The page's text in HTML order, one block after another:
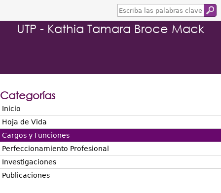
E
s
c
r
l
r
c
UTP - Kathia Tamara Broce Mack
Categorías
Inicio
Hoja de Vida
Cargos y Funciones
Perfeccionamiento Profesional
Investigaciones
Publicaciones